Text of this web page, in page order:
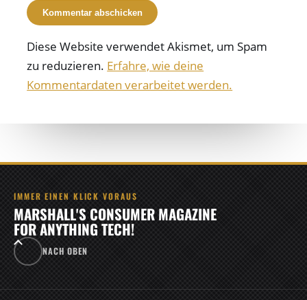
Diese Website verwendet Akismet, um Spam
zu reduzieren. Erfahre, wie deine
Kommentardaten verarbeitet werden.
IMMER EINEN KLICK VORAUS
MARSHALL'S CONSUMER MAGAZINE
FOR ANYTHING TECH!
NACH OBEN